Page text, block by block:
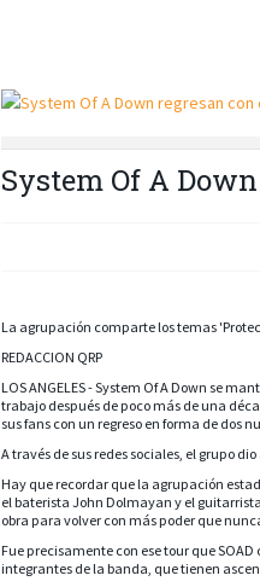
System Of A
La agrupación comparte los temas
REDACCION QRP
LOS ANGELES - System Of A Down se
trabajo después de poco más de una
sus fans con un regreso en forma de dos
A través de sus redes sociales, el grupo
Hay que recordar que la agrupación
el baterista John Dolmayan y el
obra para volver con más poder que
Fue precisamente con ese tour que
integrantes de la banda, que tienen